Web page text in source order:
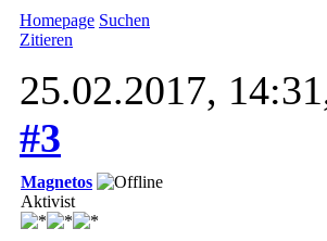
Homepage Suchen
Zitieren
25.02.2017,
#3
Magnetos
Aktivist